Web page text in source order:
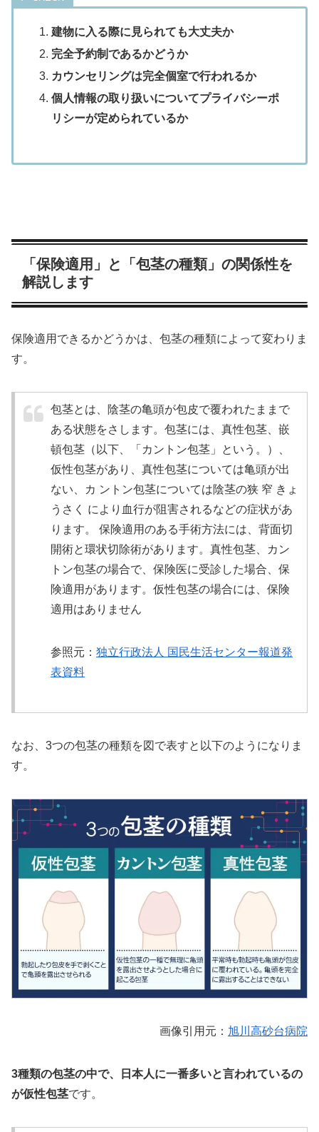
建物に入る際に見られても大丈夫か
完全予約制であるかどうか
カウンセリングは完全個室で行われるか
個人情報の取り扱いについてプライバシーポ
リシーが定められているか
「保険適用」と「包茎の種類」の関係性を
解説します
保険適用できるかどうかは、包茎の種類によって変わりま
す。
包茎とは、陰茎の亀頭が包皮で覆われたままで
ある状態をさします。包茎には、真性包茎、嵌
頓包茎（以下、「カントン包茎」という。）、
仮性包茎があり、真性包茎については亀頭が出
ない、カ ントン包茎については陰茎の狭 窄 きょ
うさく により血行が阻害されるなどの症状があ
ります。 保険適用のある手術方法には、背面切
開術と環状切除術があります。真性包茎、カン
トン包茎の場合で、保険医に受診した場合、保
険適用があります。仮性包茎の場合には、保険
適用はありません
参照元： 独立行政法人 国民生活センター報道発
表資料
なお、3つの包茎の種類を図で表すと以下のようになりま
す。
画像引用元： 旭川高砂台病院
3種類の包茎の中で、日本人に一番多いと言われているの
が仮性包茎です。